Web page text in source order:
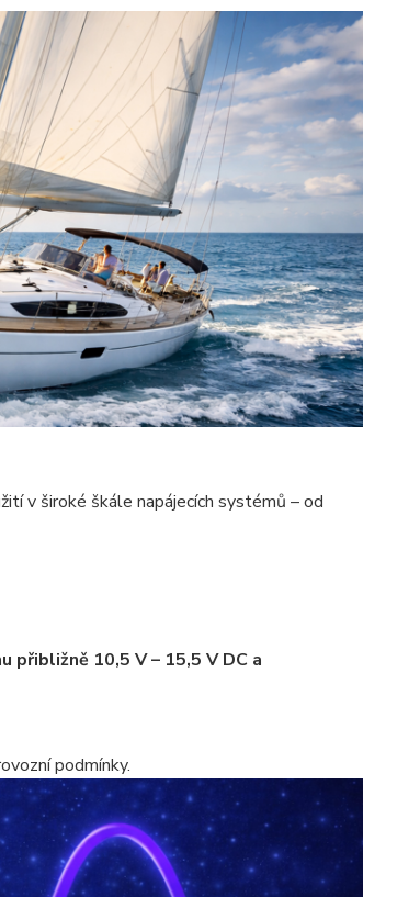
v široké škále napájecích systémů – od
10,5 V – 15,5 V DC a
podmínky.